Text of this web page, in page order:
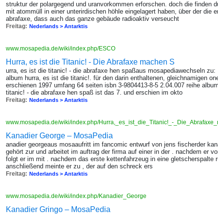
struktur der polargegend und uranvorkommen erforschen. doch die finden
mit atommüll in einer unterirdischen höhle eingelagert haben, über der die
abrafaxe, dass auch das ganze gebäude radioaktiv verseucht
Freitag: Nederlands > Antarktis
www.mosapedia.de/wiki/index.php/ESCO
Hurra, es ist die Titanic! - Die Abrafaxe machen S
urra, es ist die titanic! - die abrafaxe hen spaßaus mosapediawechseln
album hurra, es ist die titanic!. für den darin enthaltenen, gleichnamigen
erschienen 1997 umfang 64 seiten isbn 3-9804413-8-5 2.04.007 reihe
titanic! - die abrafaxe hen spaß ist das 7. und erschien im okto
Freitag: Nederlands > Antarktis
www.mosapedia.de/wiki/index.php/Hurra,_es_ist_die_Titanic!_-
Kanadier George – MosaPedia
anadier georgeaus mosaaufritt im fancomic entwurf von jens fischerder
gehört zur und arbeitet im auftrag der firma auf einer in der . nachdem er
folgt er im mit . nachdem das erste kettenfahrzeug in eine gletscherspalte
anschließend meinte er zu , der auf den schreck ers
Freitag: Nederlands > Antarktis
www.mosapedia.de/wiki/index.php/Kanadier_George
Kanadier Gringo – MosaPedia